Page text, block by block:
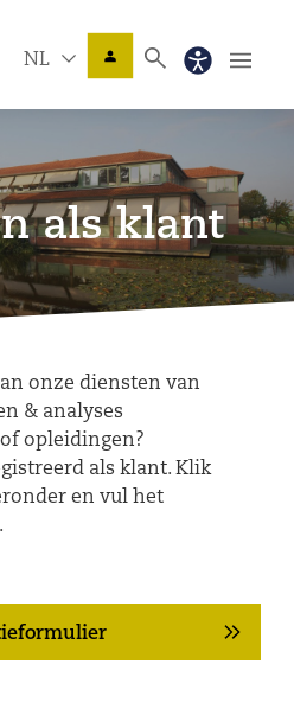
NL
als klant
onze diensten van
& analyses
opleidingen?
als klant. Klik
en vul het